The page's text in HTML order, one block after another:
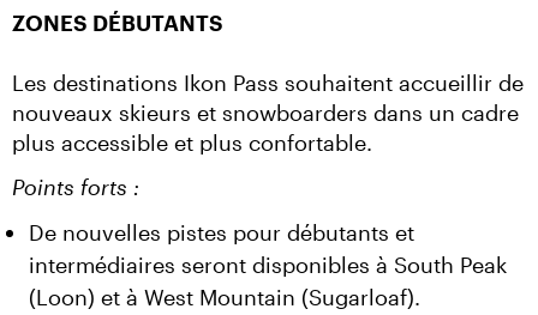
ZONES DÉBUTANTS
Les destinations Ikon Pass souhaitent accueillir de
nouveaux skieurs et snowboarders dans un cadre
plus accessible et plus confortable.
Points forts :
De nouvelles pistes pour débutants et
intermédiaires seront disponibles à South Peak
(Loon) et à West Mountain (Sugarloaf).